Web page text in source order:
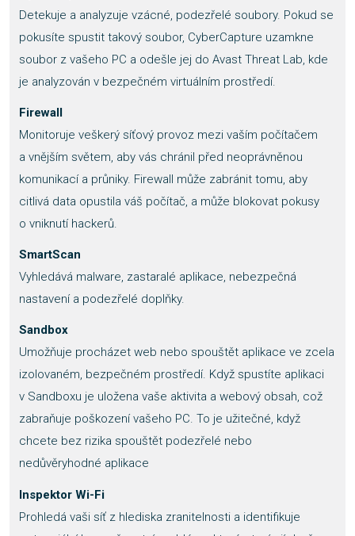
Detekuje a analyzuje vzácné, podezřelé soubory. Pokud se
pokusíte spustit takový soubor, CyberCapture uzamkne
soubor z vašeho PC a odešle jej do Avast Threat Lab, kde
je analyzován v bezpečném virtuálním prostředí.
Firewall
Monitoruje veškerý síťový provoz mezi vaším počítačem
a vnějším světem, aby vás chránil před neoprávněnou
komunikací a průniky. Firewall může zabránit tomu, aby
citlivá data opustila váš počítač, a může blokovat pokusy
o vniknutí hackerů.
SmartScan
Vyhledává malware, zastaralé aplikace, nebezpečná
nastavení a podezřelé doplňky.
Sandbox
Umožňuje procházet web nebo spouštět aplikace ve zcela
izolovaném, bezpečném prostředí. Když spustíte aplikaci
v Sandboxu je uložena vaše aktivita a webový obsah, což
zabraňuje poškození vašeho PC. To je užitečné, když
chcete bez rizika spouštět podezřelé nebo
nedůvěryhodné aplikace
Inspektor Wi-Fi
Prohledá vaši síť z hlediska zranitelnosti a identifikuje